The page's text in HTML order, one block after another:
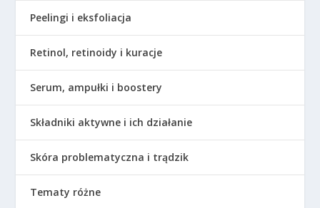
Peelingi i eksfoliacja
Retinol, retinoidy i kuracje
Serum, ampułki i boostery
Składniki aktywne i ich działanie
Skóra problematyczna i trądzik
Tematy różne